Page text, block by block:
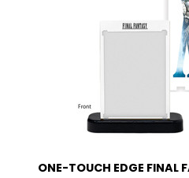
ONE-TOUCH EDGE FINAL